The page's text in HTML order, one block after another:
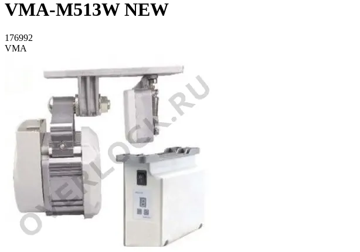
VMA-M513W NEW
176992
VMA